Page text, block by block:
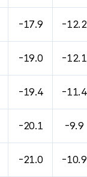
-17.9 -12.2
-19.0 -12.1
-19.4 -11.4
-20.1 -9.9
-21.0 -10.9